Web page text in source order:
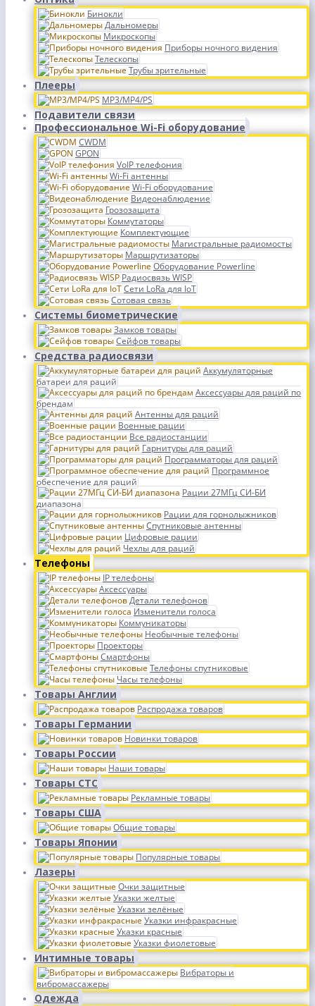
Бинокли
Дальномеры
Микроскопы
Приборы ночного видения
Телескопы
Трубы зрительные
Плееры
MP3/MP4/PS
Подавители связи
Профессиональное Wi-Fi оборудование
CWDM
GPON
VoIP телефония
Wi-Fi антенны
Wi-Fi оборудование
Видеонаблюдение
Грозозащита
Коммутаторы
Комплектующие
Магистральные радиомосты
Маршрутизаторы
Оборудование Powerline
Радиосвязь WISP
Сети LoRa для IoT
Сотовая связь
Системы биометрические
Замков товары
Сейфов товары
Средства радиосвязи
Аккумуляторные
батареи для раций
Аксессуары для раций по
брендам
Антенны для раций
Военные рации
Все радиостанции
Гарнитуры для раций
Программаторы для раций
Программное
обеспечение для раций
Рации 27МГц СИ-БИ
диапазона
Рации для горнолыжников
Спутниковые антенны
Цифровые рации
Чехлы для раций
Телефоны
IP телефоны
Аксессуары
Детали телефонов
Изменители голоса
Коммуникаторы
Необычные телефоны
Проекторы
Смартфоны
Телефоны спутниковые
Часы телефоны
Товары Англии
Распродажа товаров
Товары Германии
Новинки товаров
Товары России
Наши товары
Товары СТС
Рекламные товары
Товары США
Общие товары
Товары Японии
Популярные товары
Лазеры
Очки защитные
Указки желтые
Указки зелёные
Указки инфракрасные
Указки красные
Указки фиолетовые
Интимные товары
Вибраторы и
вибромассажеры
Одежда